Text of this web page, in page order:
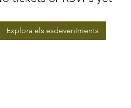
Explora els esdeveniments